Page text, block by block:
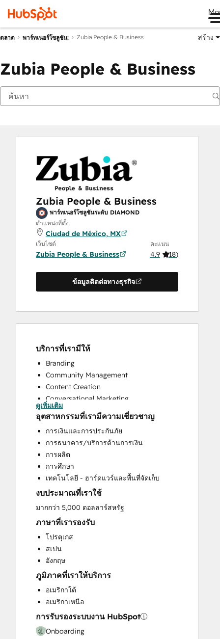
ตลาด พาร์ทเนอร์โซลูชัน: Zubia People & Business สร้าง
Zubia People & Business
Zubia People & Business
พาร์ทเนอร์โซลูชันระดับ DIAMOND
ตำแหน่งที่ตั้ง
Ciudad de México, MX
เว็บไซต์
Zubia People & Business
คะแนน
4.9 (18)
ข้อมูลติดต่อทางธุรกิจ
บริการที่เรามีให้
Branding
Community Management
Content Creation
Conversational Marketing
CRM Implementation
CRM Migration
Custom API Integrations
Customer Marketing
Customer Success Training
Customer Support Training
Customer Survey and Analysis
Email Marketing
Full Inbound Marketing Services
Help Desk Implementation
Knowledge Base Development
Paid Advertising
Sales and Marketing Alignment
Sales Coaching and Training
Sales Enablement
Search Engine Optimization
Social Media
Video Production
Website Design
Website Development
ดูเพิ่มเติม
อุตสาหกรรมที่เรามีความเชี่ยวชาญ
การเงินและการประกันภัย
การธนาคาร/บริการด้านการเงิน
การผลิต
การศึกษา
เทคโนโลยี - ฮาร์ดแวร์และพื้นที่จัดเก็บ
งบประมาณที่เราใช้
มากกว่า 5,000 ดอลลาร์สหรัฐ
ภาษาที่เรารองรับ
โปรตุเกส
สเปน
อังกฤษ
ภูมิภาคที่เราให้บริการ
อเมริกาใต้
อเมริกาเหนือ
การรับรองระบบงาน HubSpot
Onboarding